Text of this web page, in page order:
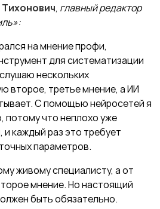
Тихонович, главный редактор
на мнение профи,
для систематизации
нескольких
второе, третье мнение, а ИИ
С помощью нейросетей я
что неплохо уже
и каждый раз это требует
параметров.
живому специалисту, а от
мнение. Но настоящий
быть обязательно.